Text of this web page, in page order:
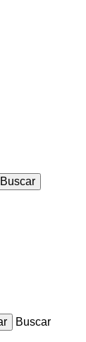
Buscar